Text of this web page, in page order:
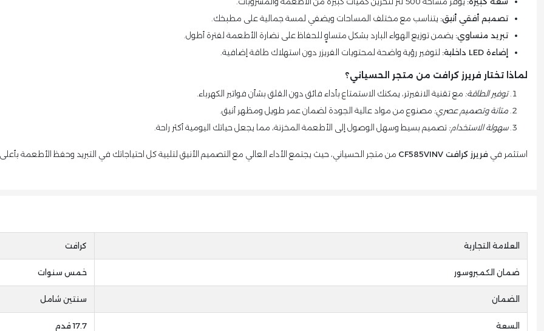
تصميم أفقي أنيق: يتناسب مع مختلف المساحات ويضفي لمسة جمالية على مطبخك.
تبريد متساوي: يضمن توزيع الهواء البارد بشكل متساوٍ للحفاظ على نضارة الأطعمة لفترة أطول.
إضاءة LED داخلية:
لتوفير رؤية واضحة لمحتويات الفريزر دون استهلاك طاقة إضافية.
لماذا تختار فريرز كرافت من متجر الحسياني؟
توفير الطاقة: مع تقنية الانفيرتر، يمكنك الاستمتاع بأداء فائق دون القلق بشأن فواتير الكهرباء.
متانة وتصميم عصري: مصنوع من مواد عالية الجودة لضمان عمر طويل ومظهر أنيق.
سهولة الاستخدام: تصميم بسيط وسهل الوصول إلى الأطعمة المخزنة، مما يجعل حياتك اليومية أكثر راحة.
استثمر في فريرز كرافت CF585VINV من متجر الحسياني، حيث يجتمع الأداء العالي مع التصميم الأنيق لتلبية كل احتياجاتك في التبريد وحفظ الأطعمة
العلامة التجارية كرافت
ضمان الكمبروسور خمس سنوات
الضمان سنتين شامل
السعة 17.7 قدم